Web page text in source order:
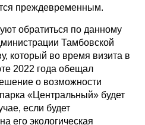
преждевременным.
обратиться по данному
Тамбовской
который во время визита в
2022 года обещал
о возможности
«Центральный» будет
если будет
его экологическая